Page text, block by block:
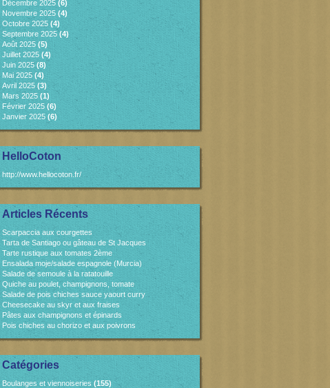
Décembre 2025 (6)
Novembre 2025 (4)
Octobre 2025 (4)
Septembre 2025(4)
Août 2025 (5)
Juillet 2025 (4)
Juin 2025(8)
Mai 2025 (4)
Avril 2025 (3)
Mars 2025 (1)
Février 2025 (6)
Janvier 2025 (6)
HelloCoton
http://www.hellocoton.fr/
Articles Récents
Scarpaccia aux courgettes
Tarta de Santiago ou gâteau de St Jacques
Tarte rustique aux tomates 2ème
Ensalada moje/salade espagnole (Murcia)
Salade de semoule à la ratatouille
Quiche au poulet, champignons, tomate
Salade de pois chiches sauce yaourt curry
Cheesecake au skyr et aux fraises
Pâtes aux champignons et épinards
Pois chiches au chorizo et aux poivrons
Catégories
Boulanges et viennoiseries (155)